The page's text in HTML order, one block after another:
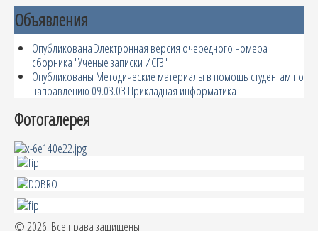
Объявления
Опубликована Электронная версия очередного номера
сборника "Ученые записки ИСГЗ"
Опубликованы Методические материалы в помощь студентам по
направлению 09.03.03 Прикладная информатика
Фотогалерея
© 2026. Все права защищены.